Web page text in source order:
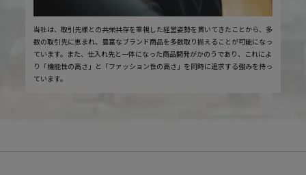
当社は、取引先様との共栄共存を重視した経営姿勢を貫いてきたことから、多
数の取引先に恵まれ、豊富なブランド商品を多数取り揃えることが可能になっ
ています。また、仕入れ先と一体になった商品開発がかのうであり、これによ
り「機能性の高さ」と「ファッション性の高さ」を同時に追求する強みを持っ
ています。